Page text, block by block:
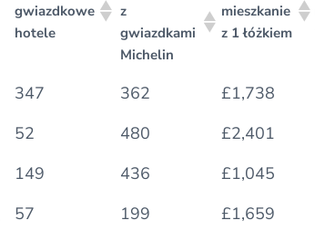
gwiazdkowe
hotele
z
gwiazdkami
Michelin
mieszkanie
z 1 łóżkiem
5-
hotele
Restauracje
gwiazdkami
Wynajem,
mieszkanie
z 1 łóżkiem
347 362 £1,738
52 480 £2,401
149 436 £1,045
57 199 £1,659